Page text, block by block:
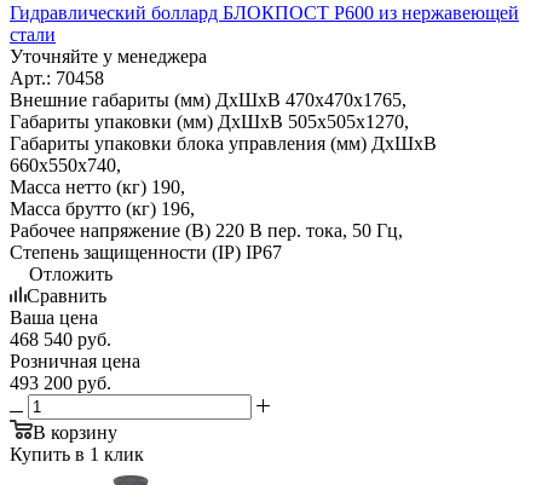
Гидравлический боллард БЛОКПОСТ P600 из нержавеющей
стали
Уточняйте у менеджера
Арт.: 70458
Внешние габариты (мм) ДхШхВ 470х470х1765,
Габариты упаковки (мм) ДхШхВ 505х505х1270,
Габариты упаковки блока управления (мм) ДхШхВ
660х550х740,
Масса нетто (кг) 190,
Масса брутто (кг) 196,
Рабочее напряжение (В) 220 В пер. тока, 50 Гц,
Степень защищенности (IP) IP67
Отложить
Сравнить
Ваша цена
468 540 руб.
Розничная цена
493 200 руб.
В корзину
Купить в 1 клик